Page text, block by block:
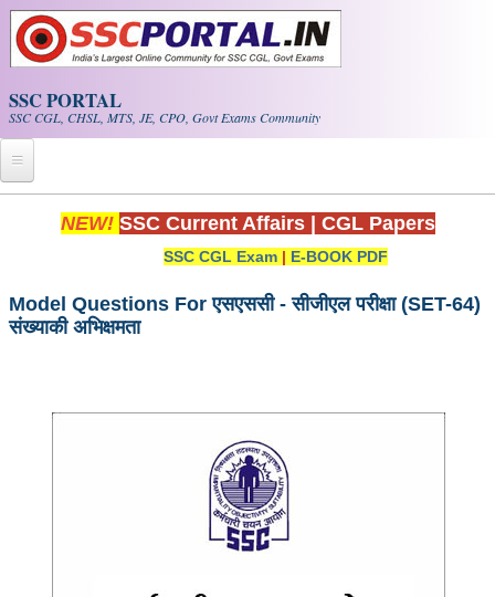
Skip to main content
SSC PORTAL
SSC CGL, CHSL, MTS, JE, CPO, Govt Exams Community
Home
Exam Calendar
SSC CGL Tier-1 PDF NOTES
SSC CGL (Tier-1) हिन्दी PDF Notes
SSC CGL Tier-2 Notes
NEW! SSC Current Affairs CGL Papers
SSC CGL Exam | E-BOOK PDF
Model Questions For एसएससी - सीजीएल परीक्षा (SET-64)
संख्याकी अभिक्षमता